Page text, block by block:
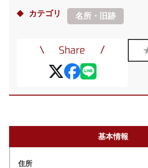
カテゴリ 名所・旧跡
基本情報
住所